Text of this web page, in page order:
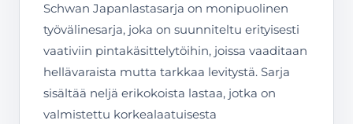
Schwan Japanlastasarja on monipuolinen
työvälinesarja, joka on suunniteltu erityisesti
vaativiin pintakäsittelytöihin, joissa vaaditaan
hellävaraista mutta tarkkaa levitystä. Sarja
sisältää neljä erikokoista lastaa, jotka on
valmistettu korkealaatuisesta